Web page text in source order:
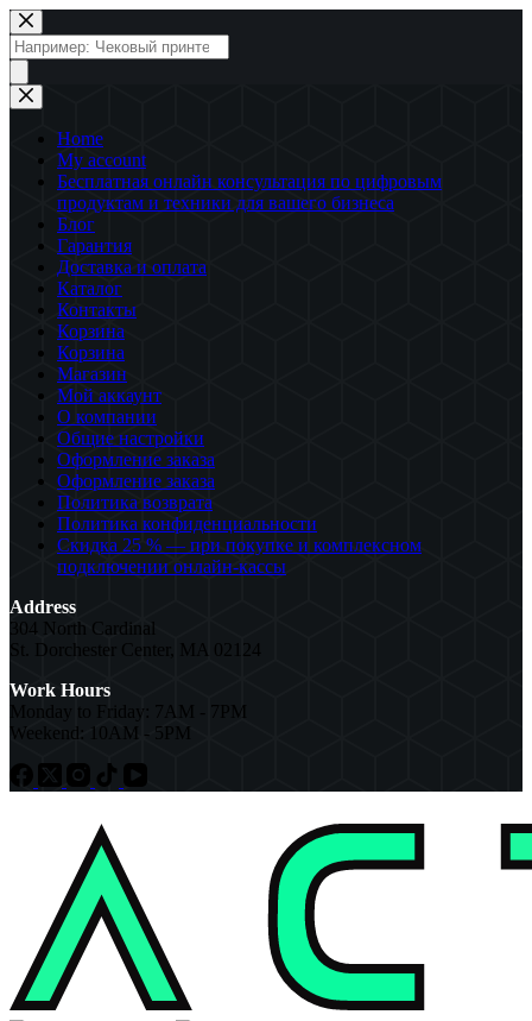
Перейти
к
сути
Поиск
товаров
Home
My account
Бесплатная онлайн консультация по цифровым
продуктам и техники для вашего бизнеса
Блог
Гарантия
Доставка и оплата
Каталог
Контакты
Корзина
Корзина
Магазин
Мой аккаунт
О компании
Общие настройки
Оформление заказа
Оформление заказа
Политика возврата
Политика конфиденциальности
Скидка 25 % — при покупке и комплексном
подключении онлайн-кассы
Address
304 North Cardinal
St. Dorchester Center, MA 02124
Work Hours
Monday to Friday: 7AM - 7PM
Weekend: 10AM - 5PM